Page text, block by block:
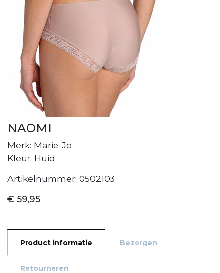
NAOMI
Merk: Marie-Jo
Kleur: Huid
Artikelnummer: 0502103
€ 59,95
Product informatie Bezorgen
Retourneren